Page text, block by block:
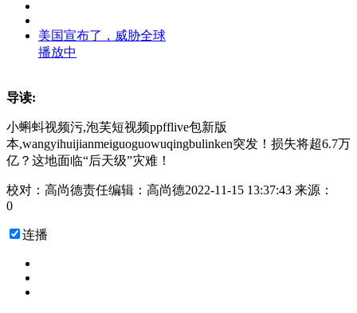
美国宣布了，威胁全球
播放中
导读:
小蝌蚪视频污,泡芙短视频ppfflive包新版
本,wangyihuijianmeiguoguowuqingbulinken突发！损失将超6.7万
亿？这地面临“后天级”灾难！
2022-11-15 13:37:43 来源：
校对：高尚德责任编辑：高尚德
0
连播